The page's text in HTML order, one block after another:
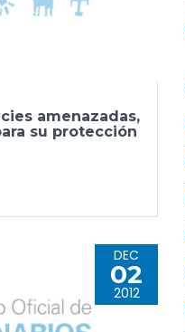
amenazadas,
su protección
DEC
02
2012